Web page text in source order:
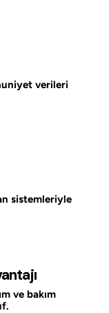
verileri
sistemleriyle
ve bakım